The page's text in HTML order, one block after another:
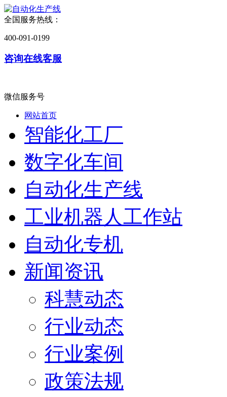
全国服务热线：
400-091-0199
咨询在线客服
微信服务号
网站首页
智能化工厂
数字化车间
自动化生产线
工业机器人工作站
自动化专机
新闻资讯
科慧动态
行业动态
行业案例
政策法规